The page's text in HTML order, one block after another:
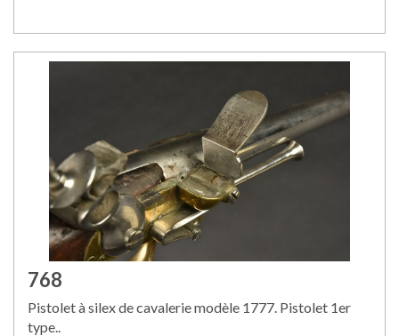
768
Pistolet à silex de cavalerie modèle 1777. Pistolet 1er
type..